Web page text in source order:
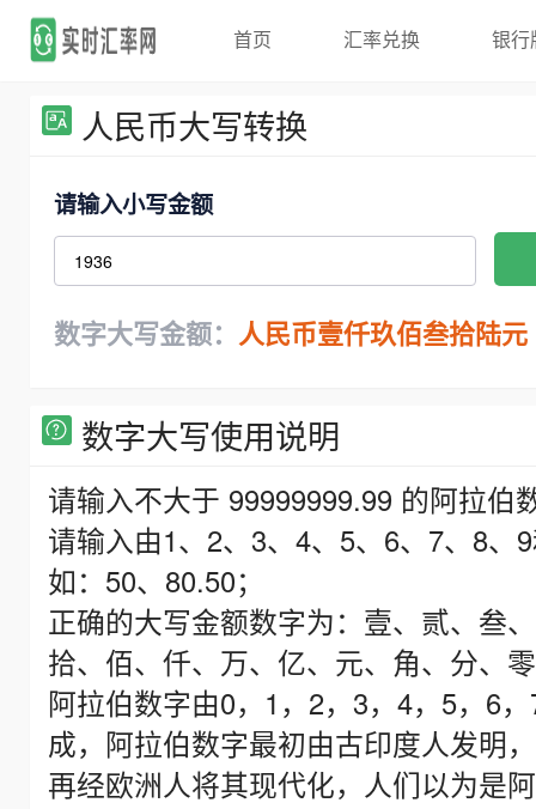
首页 汇率兑换 银行
人民币大写转换
请输入小写金额
数字大写金额： 人民币壹仟玖佰叁拾陆元
数字大写使用说明
请输入不大于 99999999.99 的阿拉伯
请输入由1、2、3、4、5、6、7、8、
如：50、80.50；
正确的大写金额数字为：壹、贰、叁
拾、佰、仟、万、亿、元、角、分、
阿拉伯数字由0，1，2，3，4，5，6
成，阿拉伯数字最初由古印度人发明
再经欧洲人将其现代化，人们以为是